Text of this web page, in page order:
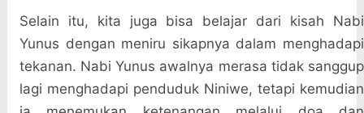
Selain itu, kita juga bisa belajar dari kisah Nabi
Yunus dengan meniru sikapnya dalam menghadapi
tekanan. Nabi Yunus awalnya merasa tidak sanggup
lagi menghadapi penduduk Niniwe, tetapi kemudian